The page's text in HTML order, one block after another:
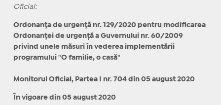
Oficial:
Ordonanța de urgență nr. 129/2020 pentru modificarea
Ordonanței de urgență a Guvernului nr. 60/2009
privind unele măsuri în vederea implementării
programului "O familie, o casă"
Monitorul Oficial, Partea I nr. 704 din 05 august 2020
În vigoare din 05 august 2020